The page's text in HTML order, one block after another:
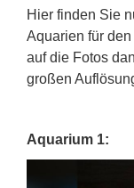
Hier finden Sie
Aquarien für
auf die Fotos
großen
Aquarium 1: